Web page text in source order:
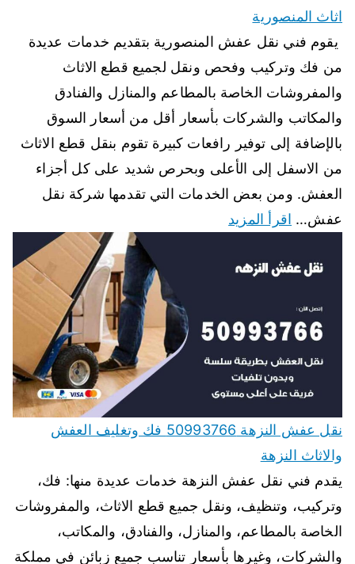
اثاث المنصورية
يقوم فني نقل عفش المنصورية بتقديم خدمات عديدة
من فك وتركيب وفحص ونقل لجميع قطع الاثاث
والمفروشات الخاصة بالمطاعم والمنازل والفنادق
والمكاتب والشركات بأسعار أقل من أسعار السوق
بالإضافة إلى توفير رافعات كبيرة تقوم بنقل قطع الاثاث
من الاسفل إلى الأعلى وبحرص شديد على كل أجزاء
العفش. ومن بعض الخدمات التي تقدمها شركة نقل
عفش… اقرأ المزيد
نقل عفش النزهة 50993766 فك وتغليف العفش
والاثاث النزهة
يقدم فني نقل عفش النزهة خدمات عديدة منها: فك،
وتركيب، وتنظيف، ونقل جميع قطع الاثاث، والمفروشات
الخاصة بالمطاعم، والمنازل، والفنادق، والمكاتب،
والشركات، وغيرها بأسعار تناسب جميع زبائن في مملكة